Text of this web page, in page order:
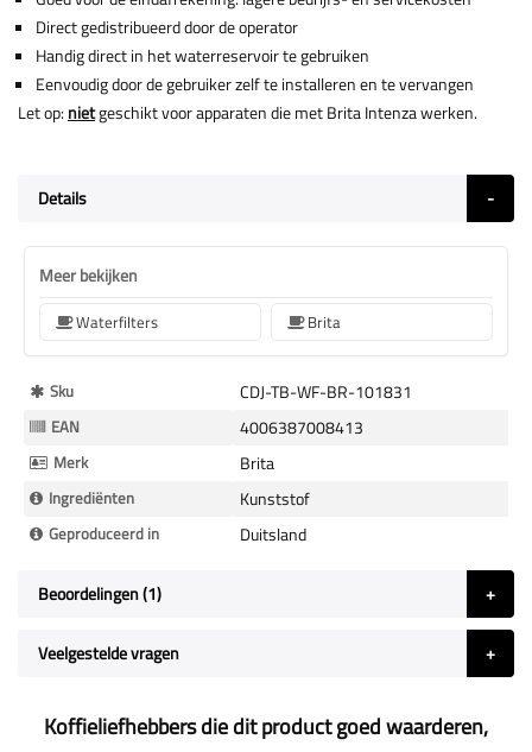
Direct gedistribueerd door de operator
Handig direct in het waterreservoir te gebruiken
Eenvoudig door de gebruiker zelf te installeren en te vervangen
Let op: nietgeschikt voor apparaten die met Brita Intenza werken.
Details
Meer bekijken
Waterfilters Brita
Meer
Informatie
Sku CDJ-TB-WF-BR-101831
EAN 4006387008413
Merk Brita
Ingrediënten Kunststof
Geproduceerd in Duitsland
Beoordelingen 1
Veelgestelde vragen
Koffieliefhebbers die dit product goed waarderen,